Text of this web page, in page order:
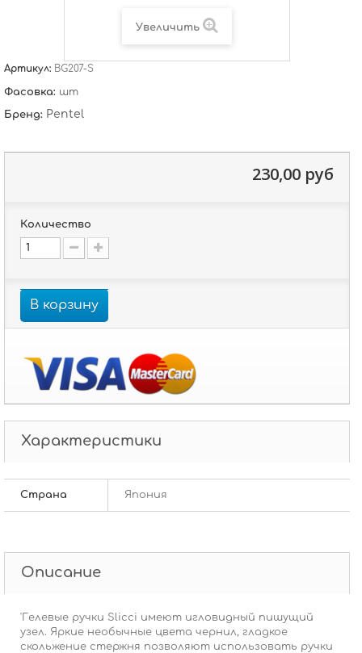
Увеличить
Артикул: BG207-S
Фасовка: шт
Бренд: Pentel
230,00 руб
Количество
В корзину
Характеристики
Страна Япония
Описание
'Гелевые ручки Slicci имеют игловидный пишущий
узел. Яркие необычные цвета чернил, гладкое
скольжение стержня позволяют использовать ручки